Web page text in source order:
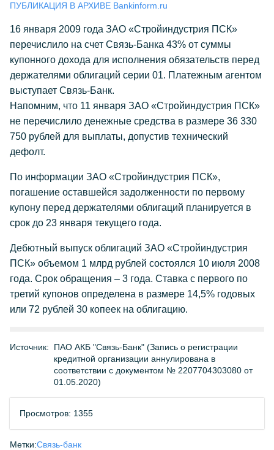
ПУБЛИКАЦИЯ В АРХИВЕ Bankinform.ru
16 января 2009 года ЗАО «Стройиндустрия ПСК»
перечислило на счет Связь-Банка 43% от суммы
купонного дохода для исполнения обязательств перед
держателями облигаций серии 01. Платежным агентом
выступает Связь-Банк.
Напомним, что 11 января ЗАО «Стройиндустрия ПСК»
не перечислило денежные средства в размере 36 330
750 рублей для выплаты, допустив технический
дефолт.
По информации ЗАО «Стройиндустрия ПСК»,
погашение оставшейся задолженности по первому
купону перед держателями облигаций планируется в
срок до 23 января текущего года.
Дебютный выпуск облигаций ЗАО «Стройиндустрия
ПСК» объемом 1 млрд рублей состоялся 10 июля 2008
года. Срок обращения – 3 года. Ставка с первого по
третий купонов определена в размере 14,5% годовых
или 72 рублей 30 копеек на облигацию.
Источник:
ПАО АКБ "Связь-Банк" (Запись о регистрации
кредитной организации аннулирована в
соответствии с документом № 2207704303080 от
01.05.2020)
Просмотров: 1355
Метки:Связь-банк